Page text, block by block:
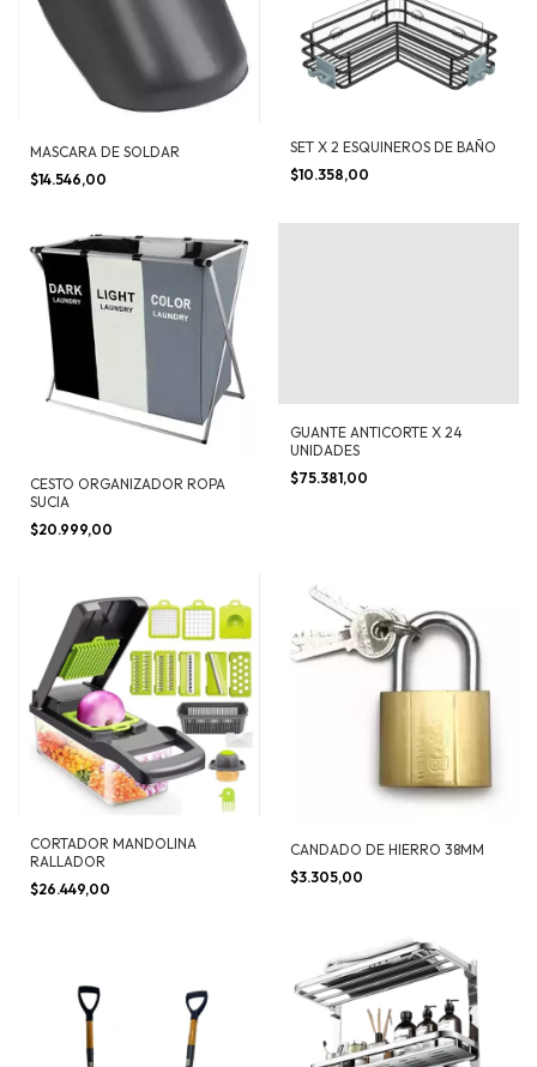
MASCARA DE SOLDAR
$14.546,00
SET X 2 ESQUINEROS DE BAÑO
$10.358,00
CESTO ORGANIZADOR ROPA
SUCIA
$20.999,00
GUANTE ANTICORTE X 24
UNIDADES
$75.381,00
CORTADOR MANDOLINA
RALLADOR
$26.449,00
CANDADO DE HIERRO 38MM
$3.305,00